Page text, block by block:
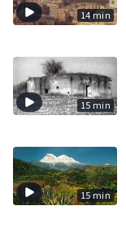
14 min
15 min
15 min